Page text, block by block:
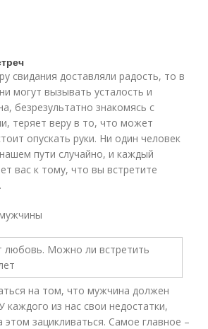
свидания доставляли радость, то в
могут вызывать усталость и
безрезультатно знакомясь с
теряет веру в то, что может
опускать руки. Ни один человек
пути случайно, и каждый
вас к тому, что вы встретите
на том, что мужчина должен
каждого из нас свои недостатки,
этом зацикливаться. Самое главное –